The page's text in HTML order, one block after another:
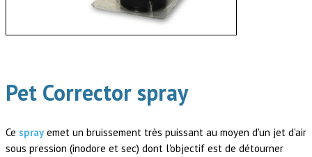
Pet Corrector spray
Ce sprayemet un bruissement très puissant au moyen d'un jet d'air
sous pression (inodore et sec) dont l'objectif est de détourner